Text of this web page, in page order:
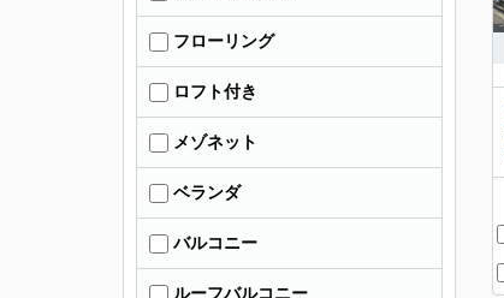
フローリング
ロフト付き
メゾネット
ベランダ
バルコニー
ルーフバルコニー